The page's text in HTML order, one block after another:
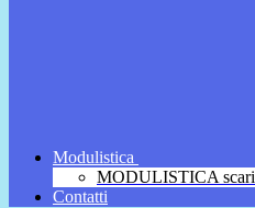
Modulistica
MODULISTICA
Contatti